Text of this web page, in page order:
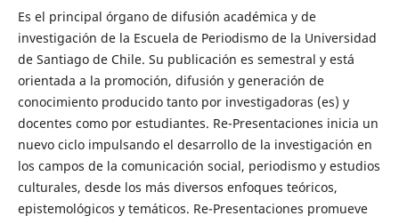
Es el principal órgano de difusión académica y de
investigación de la Escuela de Periodismo de la Universidad
de Santiago de Chile. Su publicación es semestral y está
orientada a la promoción, difusión y generación de
conocimiento producido tanto por investigadoras (es) y
docentes como por estudiantes. Re-Presentaciones inicia un
nuevo ciclo impulsando el desarrollo de la investigación en
los campos de la comunicación social, periodismo y estudios
culturales, desde los más diversos enfoques teóricos,
epistemológicos y temáticos. Re-Presentaciones promueve